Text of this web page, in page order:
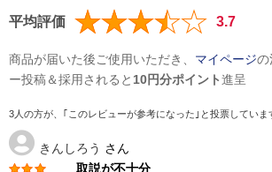
平均評価 3.7
商品が届いた後ご使用いただき、 マイページの
ー投稿＆採用されると 10円分ポイント進呈
3人の方が、｢このレビューが参考になった｣と投票していま
きんしろう さん
取説が不十分